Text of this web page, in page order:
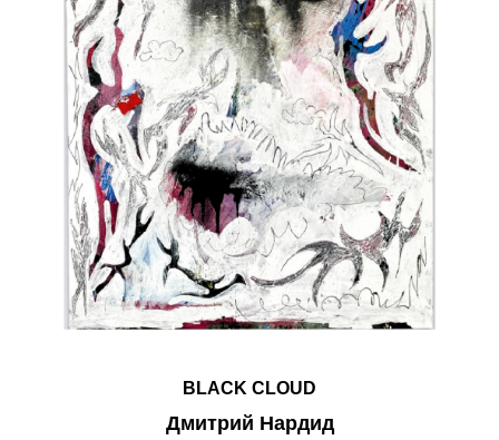
BLACK CLOUD
Дмитрий Нардид